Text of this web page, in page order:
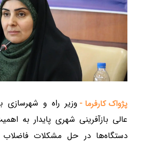
پژواک کارفرما - وزیر راه و
عالی بازآفرینی شهری پایدار به
دستگاه‌ها در حل مشکلات